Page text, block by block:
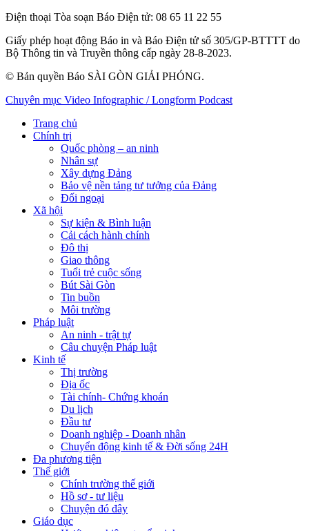
Điện thoại Tòa soạn Báo Điện tử: 08 65 11 22 55
Giấy phép hoạt động Báo in và Báo Điện tử số 305/GP-BTTTT do
Bộ Thông tin và Truyền thông cấp ngày 28-8-2023.
© Bản quyền Báo SÀI GÒN GIẢI PHÓNG.
Chuyên mục Video Infographic / Longform Podcast
Trang chủ
Chính trị
Quốc phòng – an ninh
Nhân sự
Xây dựng Đảng
Bảo vệ nền tảng tư tưởng của Đảng
Đối ngoại
Xã hội
Sự kiện & Bình luận
Cải cách hành chính
Đô thị
Giao thông
Tuổi trẻ cuộc sống
Bút Sài Gòn
Tin buồn
Môi trường
Pháp luật
An ninh - trật tự
Câu chuyện Pháp luật
Kinh tế
Thị trường
Địa ốc
Tài chính- Chứng khoán
Du lịch
Đầu tư
Doanh nghiệp - Doanh nhân
Chuyển động kinh tế & Đời sống 24H
Đa phương tiện
Thế giới
Chính trường thế giới
Hồ sơ - tư liệu
Chuyện đó đây
Giáo dục